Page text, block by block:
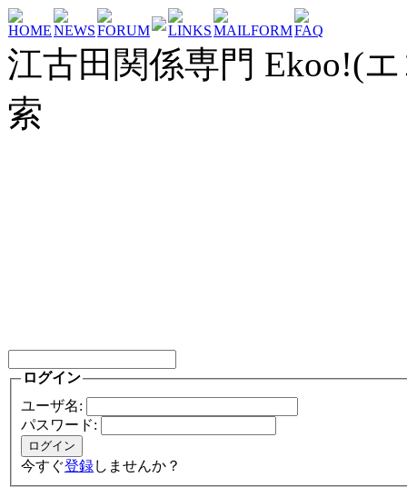
HOMENEWSFORUM LINKSMAILFORMFAQ
江古田関係専門 Ekoo!(
索
ログイン
ユーザ名:
パスワード:
今すぐ登録しませんか？